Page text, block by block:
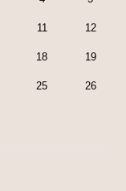
11 12
18 19
25 26